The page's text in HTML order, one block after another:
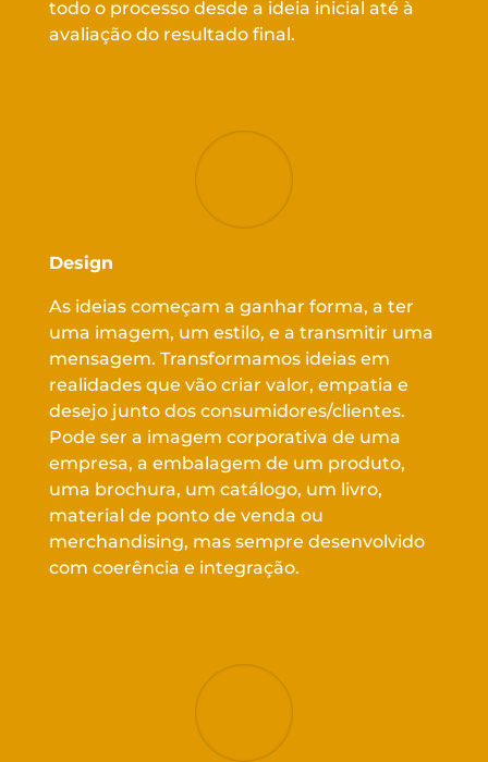
todo o processo desde a ideia inicial até à
avaliação do resultado final.
Design
As ideias começam a ganhar forma, a ter
uma imagem, um estilo, e a transmitir uma
mensagem. Transformamos ideias em
realidades que vão criar valor, empatia e
desejo junto dos consumidores/clientes.
Pode ser a imagem corporativa de uma
empresa, a embalagem de um produto,
uma brochura, um catálogo, um livro,
material de ponto de venda ou
merchandising, mas sempre desenvolvido
com coerência e integração.